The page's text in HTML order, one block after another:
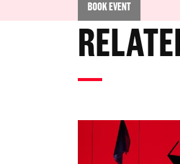
BOOK EVENT